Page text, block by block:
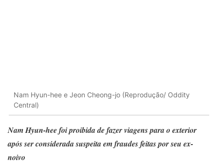
Nam Hyun-hee e Jeon Cheong-jo (Reprodução/ Oddity
Central)
Nam Hyun-hee foi proibida de fazer viagens para o exterior
após ser considerada suspeita em fraudes feitas por seu ex-
noivo